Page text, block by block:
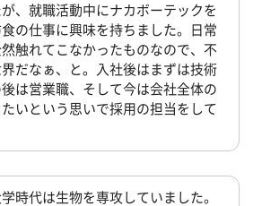
、就職活動中にナカボーテックを
の仕事に興味を持ちました。日常
触れてこなかったものなので、不
界だなぁ、と。入社後はまずは技術
は営業職、そして今は会社全体の
いという思いで採用の担当をして
時代は生物を専攻していました。